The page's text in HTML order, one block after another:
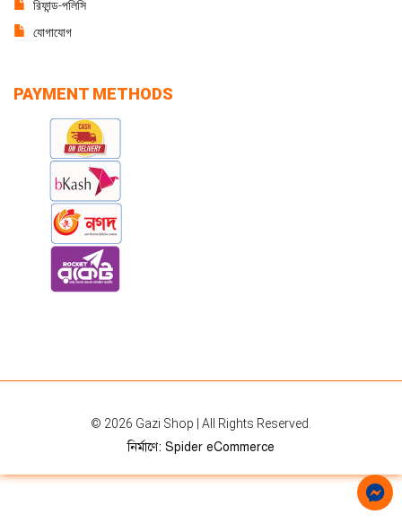
রিফান্ড-পলিসি
যোগাযোগ
PAYMENT METHODS
© 2026 Gazi Shop | All Rights Reserved.
নির্মাণে: Spider eCommerce